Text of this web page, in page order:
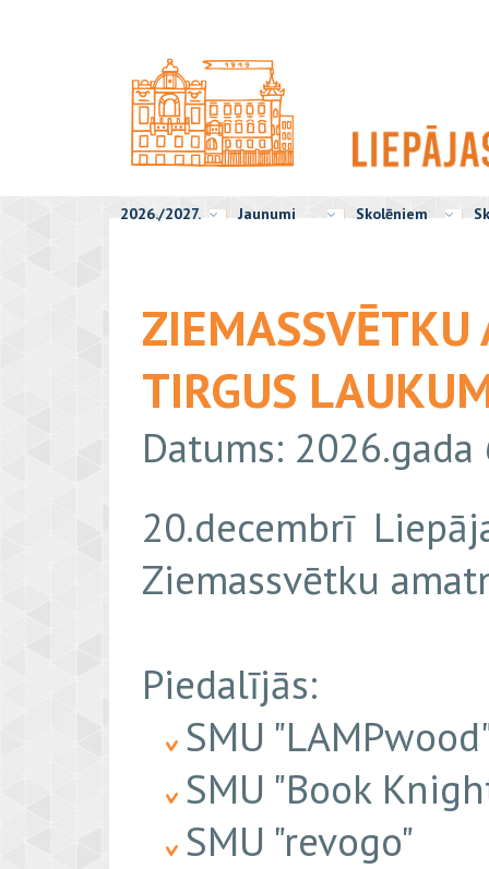
2026./2027. Jaunumi Skolēniem
TIRGUS
Datums:
20.decembrī
Ziemassvētku
Piedalījās:
SMU
SMU "Book
SMU "revogo"